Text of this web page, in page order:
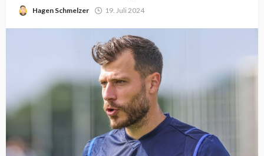
Hagen Schmelzer 19. Juli 2024